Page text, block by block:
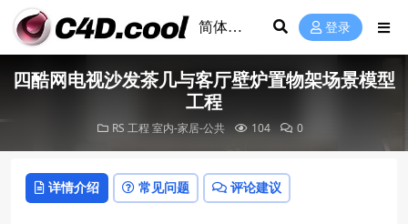
登录
四酷网电视沙发茶几与客厅壁炉置物架场景模型
工程
RS 工程 室内-家居-公共 104 0
详情介绍 常见问题 评论建议